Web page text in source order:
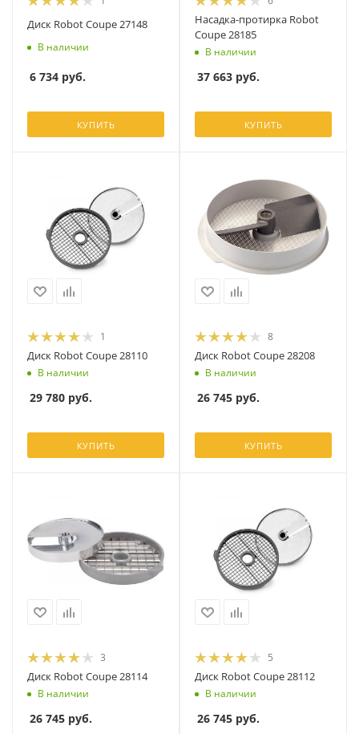
Диск Robot Coupe 27148
В наличии
6 734 руб.
КУПИТЬ
Насадка-протирка Robot
Coupe 28185
В наличии
37 663 руб.
КУПИТЬ
1
Диск Robot Coupe 28110
В наличии
29 780 руб.
КУПИТЬ
8
Диск Robot Coupe 28208
В наличии
26 745 руб.
КУПИТЬ
3
Диск Robot Coupe 28114
В наличии
26 745 руб.
5
Диск Robot Coupe 28112
В наличии
26 745 руб.